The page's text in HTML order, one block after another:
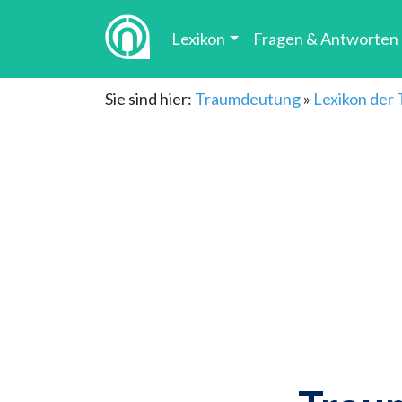
Lexikon Fragen & Antworten
Sie sind hier: Traumdeutung» Lexikon der